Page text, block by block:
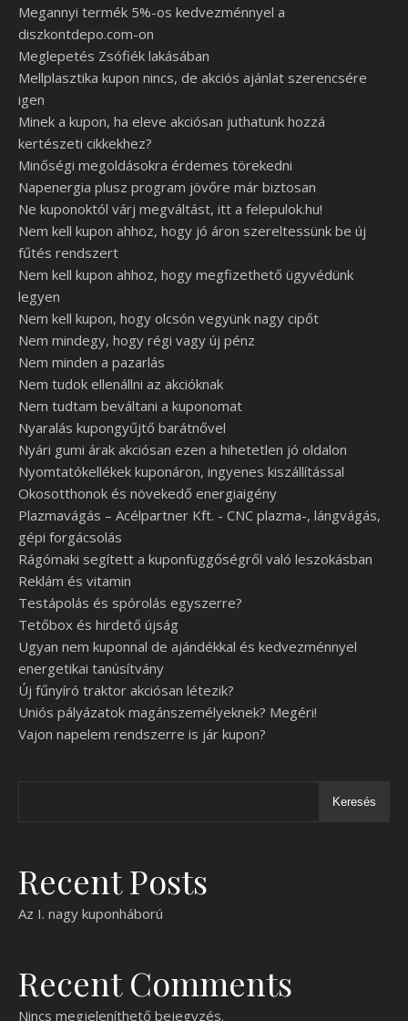
Megannyi termék 5%-os kedvezménnyel a
diszkontdepo.com-on
Meglepetés Zsófiék lakásában
Mellplasztika kupon nincs, de akciós ajánlat szerencsére
igen
Minek a kupon, ha eleve akciósan juthatunk hozzá
kertészeti cikkekhez?
Minőségi megoldásokra érdemes törekedni
Napenergia plusz program jövőre már biztosan
Ne kuponoktól várj megváltást, itt a felepulok.hu!
Nem kell kupon ahhoz, hogy jó áron szereltessünk be új
fűtés rendszert
Nem kell kupon ahhoz, hogy megfizethető ügyvédünk
legyen
Nem kell kupon, hogy olcsón vegyünk nagy cipőt
Nem mindegy, hogy régi vagy új pénz
Nem minden a pazarlás
Nem tudok ellenállni az akcióknak
Nem tudtam beváltani a kuponomat
Nyaralás kupongyűjtő barátnővel
Nyári gumi árak akciósan ezen a hihetetlen jó oldalon
Nyomtatókellékek kuponáron, ingyenes kiszállítással
Okosotthonok és növekedő energiaigény
Plazmavágás – Acélpartner Kft. - CNC plazma-, lángvágás,
gépi forgácsolás
Rágómaki segített a kuponfüggőségről való leszokásban
Reklám és vitamin
Testápolás és spórolás egyszerre?
Tetőbox és hirdető újság
Ugyan nem kuponnal de ajándékkal és kedvezménnyel
energetikai tanúsítvány
Új fűnyíró traktor akciósan létezik?
Uniós pályázatok magánszemélyeknek? Megéri!
Vajon napelem rendszerre is jár kupon?
Keresés
Recent Posts
Az I. nagy kuponháború
Recent Comments
Nincs megjeleníthető bejegyzés.